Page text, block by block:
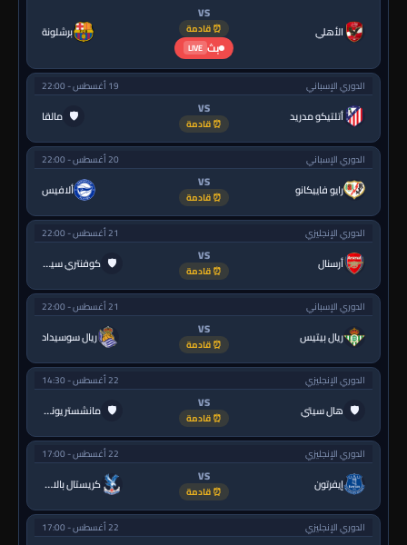
الأهلي
VS
⏰ قادمة
بث LIVE
برشلونة
الدوري الإسباني 19 أغسطس - 22:00
أتلتيكو مدريد VS
⏰ قادمة مالقا 🛡
الدوري الإسباني 20 أغسطس - 22:00
رايو فاييكانو VS
⏰ قادمة ألافيس
الدوري الإنجليزي 21 أغسطس - 22:00
أرسنال VS
⏰ قادمة كوفنتري سيتي 🛡
الدوري الإسباني 21 أغسطس - 22:00
ريال بيتيس VS
⏰ قادمة ريال سوسيداد
الدوري الإنجليزي 22 أغسطس - 14:30
🛡 هال سيتي VS
⏰ قادمة مانشستر يونايتد 🛡
الدوري الإنجليزي 22 أغسطس - 17:00
إيفرتون VS
⏰ قادمة كريستال بالاس
الدوري الإنجليزي 22 أغسطس - 17:00